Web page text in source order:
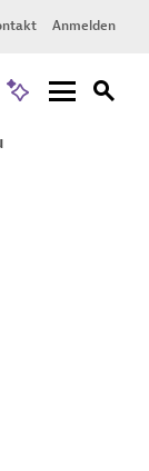
Anmelden